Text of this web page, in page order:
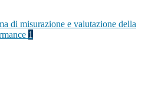
di misurazione e valutazione della
1